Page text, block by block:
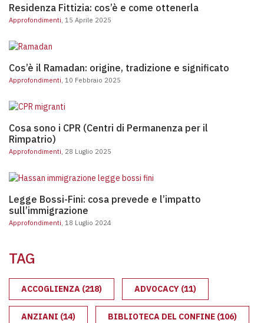
Residenza Fittizia: cos’è e come ottenerla
Approfondimenti, 15 Aprile 2025
Cos’è il Ramadan: origine, tradizione e significato
Approfondimenti , 10 Febbraio 2025
Cosa sono i CPR (Centri di Permanenza per il
Rimpatrio)
Approfondimenti , 28 Luglio 2025
Legge Bossi-Fini: cosa prevede e l’impatto
sull’immigrazione
Approfondimenti , 18 Luglio 2024
TAG
ACCOGLIENZA (218) ADVOCACY (11)
ANZIANI (14) BIBLIOTECA DEL CONFINE (106)